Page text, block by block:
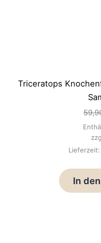
Triceratops
In